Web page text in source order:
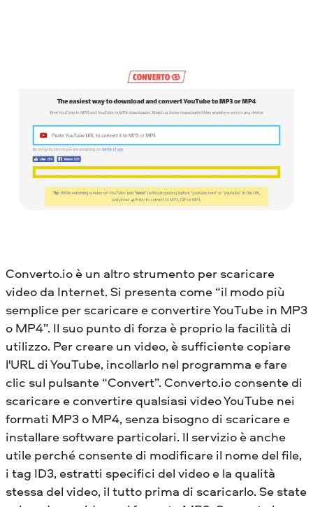
Converto.io è un altro strumento per scaricare
video da Internet. Si presenta come “il modo più
semplice per scaricare e convertire YouTube in MP3
o MP4”. Il suo punto di forza è proprio la facilità di
utilizzo. Per creare un video, è sufficiente copiare
l'URL di YouTube, incollarlo nel programma e fare
clic sul pulsante “Convert”. Converto.io consente di
scaricare e convertire qualsiasi video YouTube nei
formati MP3 o MP4, senza bisogno di scaricare e
installare software particolari. Il servizio è anche
utile perché consente di modificare il nome del file,
i tag ID3, estratti specifici del video e la qualità
stessa del video, il tutto prima di scaricarlo. Se state